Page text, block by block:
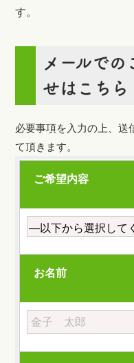
す。
メールで
せはこちら
必要事項を入力の上、送
て頂きます。
ご希望内容
お名前